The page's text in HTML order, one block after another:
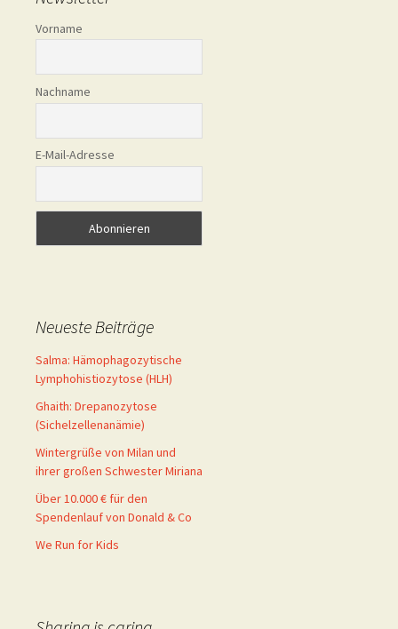
Vorname
Nachname
E-Mail-Adresse
Neueste Beiträge
Salma: Hämophagozytische
Lymphohistiozytose (HLH)
Ghaith: Drepanozytose
(Sichelzellenanämie)
Wintergrüße von Milan und
ihrer großen Schwester Miriana
Über 10.000 € für den
Spendenlauf von Donald & Co
We Run for Kids